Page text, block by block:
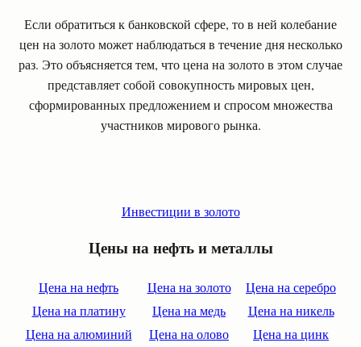
Если обратиться к банковской сфере, то в ней колебание
цен на золото может наблюдаться в течение дня несколько
раз. Это объясняется тем, что цена на золото в этом случае
представляет собой совокупность мировых цен,
сформированных предложением и спросом множества
участников мирового рынка.
Инвестиции в золото
Цены на нефть и металлы
Цена на нефть Цена на золото
Цена на серебро
Цена на платину
Цена на медь
Цена на никель
Цена на алюминий
Цена на олово Цена на цинк